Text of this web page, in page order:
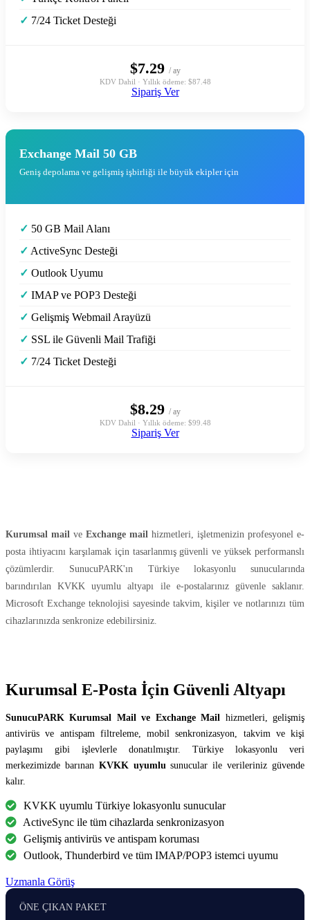
✓ 7/24 Ticket Desteği
$7.29 / ay
KDV Dahil · Yıllık ödeme: $87.48
Sipariş Ver
Exchange Mail 50 GB
Geniş depolama ve gelişmiş işbirliği ile büyük ekipler için
✓ 50 GB Mail Alanı
✓ ActiveSync Desteği
✓ Outlook Uyumu
✓ IMAP ve POP3 Desteği
✓ Gelişmiş Webmail Arayüzü
✓ SSL ile Güvenli Mail Trafiği
✓ 7/24 Ticket Desteği
$8.29 / ay
KDV Dahil · Yıllık ödeme: $99.48
Sipariş Ver
Kurumsal mail ve Exchange mail hizmetleri, işletmenizin profesyonel e-
posta ihtiyacını karşılamak için tasarlanmış güvenli ve yüksek performanslı
çözümlerdir. SunucuPARK'ın Türkiye lokasyonlu sunucularında
barındırılan KVKK uyumlu altyapı ile e-postalarınız güvenle saklanır.
Microsoft Exchange teknolojisi sayesinde takvim, kişiler ve notlarınızı tüm
cihazlarınızda senkronize edebilirsiniz.
Kurumsal E-Posta İçin Güvenli Altyapı
SunucuPARK Kurumsal Mail ve Exchange Mail hizmetleri, gelişmiş
antivirüs ve antispam filtreleme, mobil senkronizasyon, takvim ve kişi
paylaşımı gibi işlevlerle donatılmıştır. Türkiye lokasyonlu veri
merkezimizde barınan KVKK uyumlusunucular ile verileriniz güvende
kalır.
KVKK uyumlu Türkiye lokasyonlu sunucular
ActiveSync ile tüm cihazlarda senkronizasyon
Gelişmiş antivirüs ve antispam koruması
Outlook, Thunderbird ve tüm IMAP/POP3 istemci uyumu
Uzmanla Görüş
ÖNE ÇIKAN PAKET